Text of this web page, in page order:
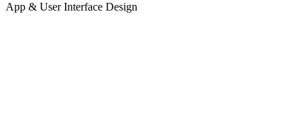
App & User Interface Design